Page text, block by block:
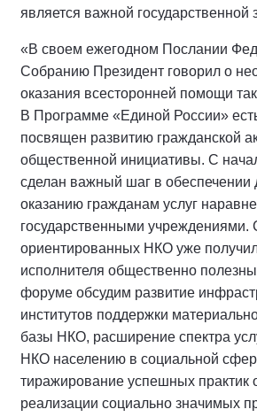
является важной государственной
«В своем ежегодном Послании
Собранию Президент говорил о
оказания всесторонней помощи
В Программе «Единой России»
посвящен развитию гражданской
общественной инициативы. С
сделан важный шаг в обеспечении
оказанию гражданам услуг
государственными учреждениями.
ориентированных НКО уже
исполнителя общественно
форуме обсудим развитие
институтов поддержки
базы НКО, расширение спектра
НКО населению в социальной
тиражирование успешных практик
реализации социально значимых